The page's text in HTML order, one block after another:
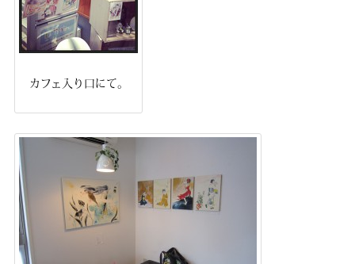
カフェ入り口にて。